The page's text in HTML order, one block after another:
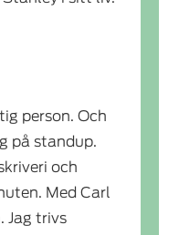
person. Och
på standup.
och
Med Carl
Jag trivs